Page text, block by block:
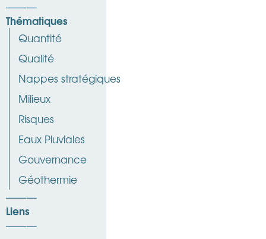
Thématiques
Quantité
Qualité
Nappes stratégiques
Milieux
Risques
Eaux Pluviales
Gouvernance
Géothermie
Liens